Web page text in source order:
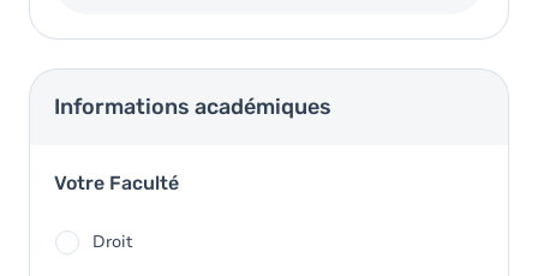
Informations académiques
Votre Faculté
Droit